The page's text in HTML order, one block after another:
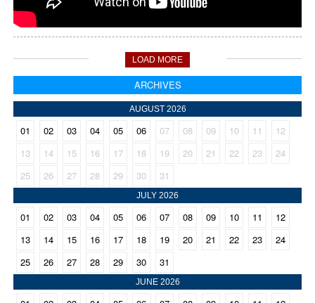
LOAD MORE
ARCHIVES
AUGUST 2026
01 02 03 04 05 06 07 08 09 10 11
12
13
14 15 16 17 18 19 20 21 22 23
24
25
26 27 28 29 30 31
JULY 2026
01 02 03 04 05 06 07 08 09 10 11
12
13
14 15 16 17 18 19 20 21 22 23
24
25
26 27 28 29 30 31
JUNE 2026